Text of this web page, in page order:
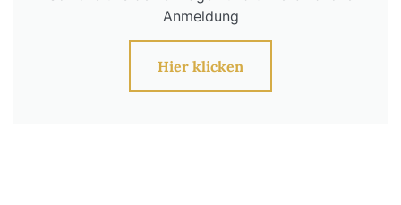
Anmeldung
Hier klicken